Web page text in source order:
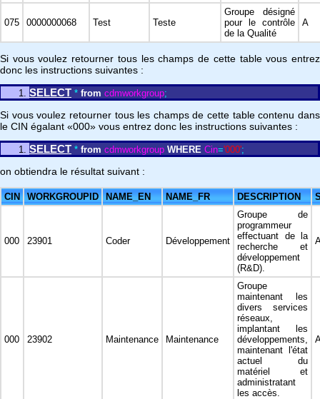
075 0000000068 Test Teste
Groupe désigné
pour le contrôle
de la Qualité
A
Si vous voulez retourner tous les champs de cette table vous entrez
donc les instructions suivantes :
SELECT * from cdmworkgroup;
Si vous voulez retourner tous les champs de cette table contenu dans
le CIN égalant «000» vous entrez donc les instructions suivantes :
SELECT * from cdmworkgroup WHERE Cin='000';
on obtiendra le résultat suivant :
CIN WORKGROUPID NAME_EN NAME_FR DESCRIPTION
000 23901 Coder Développement
Groupe de
programmeur
effectuant de la
recherche et
développement
(R&D).
000 23902 Maintenance Maintenance
Groupe
maintenant les
divers services
réseaux,
implantant les
développements,
maintenant l'état
actuel du
matériel et
administratant
les accès.